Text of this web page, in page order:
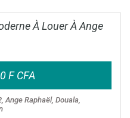
À Louer À Ange
F CFA
Ange Raphaël, Douala,